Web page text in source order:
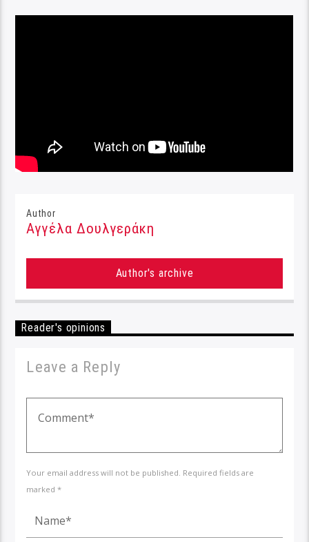
Author
Αγγέλα Δουλγεράκη
Author's archive
Reader's opinions
Leave a Reply
Your email address will not be published. Required fields are
marked *